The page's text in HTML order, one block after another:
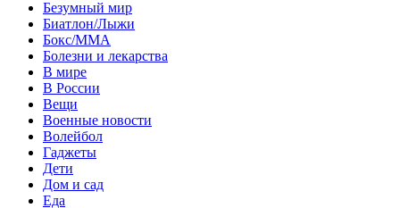
Безумный мир
Биатлон/Лыжи
Бокс/MMA
Болезни и лекарства
В мире
В России
Вещи
Военные новости
Волейбол
Гаджеты
Дети
Дом и сад
Еда